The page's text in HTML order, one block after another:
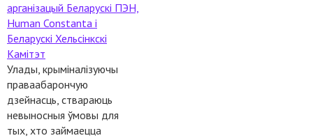
арганізацый Беларускі ПЭН,
Human Constanta і
Беларускі Хельсінкскі
Камітэт
Улады, крыміналізуючы
праваабарончую
дзейнасць, ствараюць
невыносныя ўмовы для
тых, хто займаецца
Старонкі